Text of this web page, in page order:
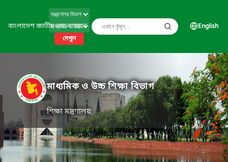
বাংলাদেশ জাতীয় তথ্য বাতায়ন
দেখুন
English
মাধ্যমিক ও উচ্চ শিক্ষা বিভাগ
শিক্ষা মন্ত্রণালয়